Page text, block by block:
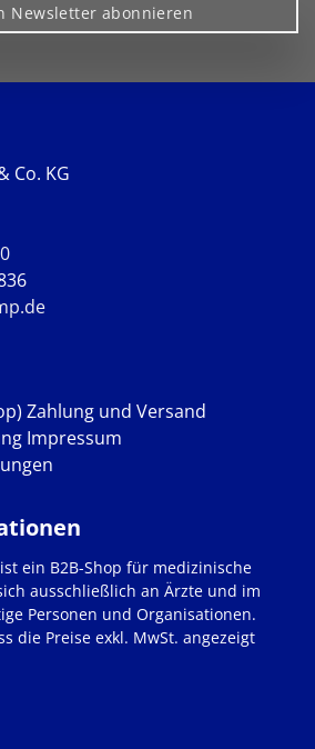
Newsletter abonnieren
Co. KG
Zahlung und Versand
Impressum
ein B2B-Shop für medizinische
ausschließlich an Ärzte und im
Personen und Organisationen.
die Preise exkl. MwSt. angezeigt